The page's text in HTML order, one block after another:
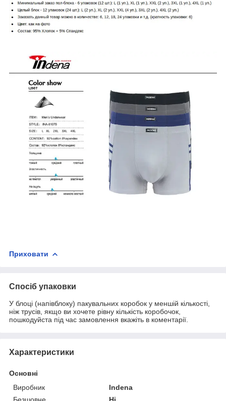
Приховати
Спосіб упаковки
У блоці (напівблоку) пакувальних коробок у меншій кількості,
ніж трусів, якщо ви хочете рівну кількість коробочок,
пошкодуйста під час замовлення вкажіть в коментарії.
Характеристики
Основні
Виробник
Indena